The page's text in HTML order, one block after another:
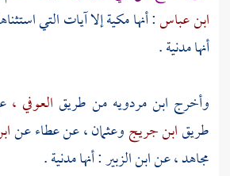
ابن عباس: أنها مكية إلا آيات التي
أنها مدنية .
وأخرج ابن مردويهمن طريق العوفي ،
طريقابن جريجوعثمان، عنعطاءعن
مجاهد ،عنابن الزبير: أنها مدنية .